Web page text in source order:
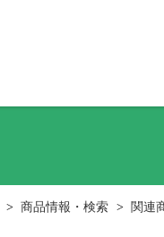
> 商品情報・検索 > 関連